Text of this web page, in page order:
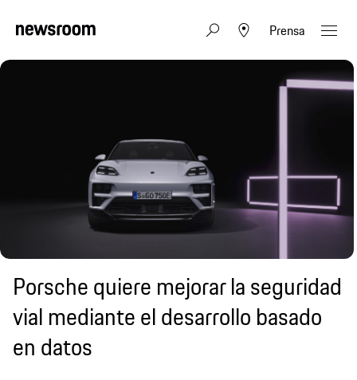
Prensa
Porsche quiere mejorar la seguridad
vial mediante el desarrollo basado
en datos